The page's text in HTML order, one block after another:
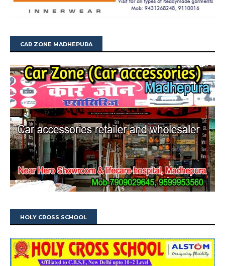
CAR ZONE MADHEPURA
HOLY CROSS SCHOOL